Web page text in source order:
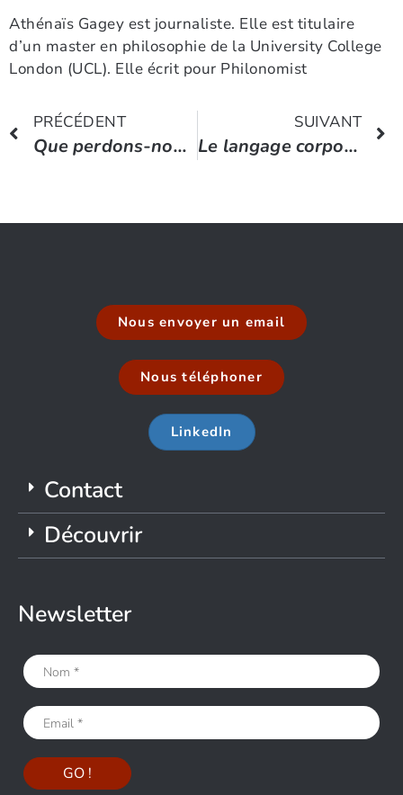
Athénaïs Gagey est journaliste. Elle est titulaire
d’un master en philosophie de la University College
London (UCL). Elle écrit pour Philonomist
PRÉCÉDENT
Que perdons-nous à gagner du temps ?
SUIVANT
Le langage corporel décodé : Comment fonctionne réellement la communication non verbale
Nous envoyer un email
Nous téléphoner
LinkedIn
Contact
Découvrir
Newsletter